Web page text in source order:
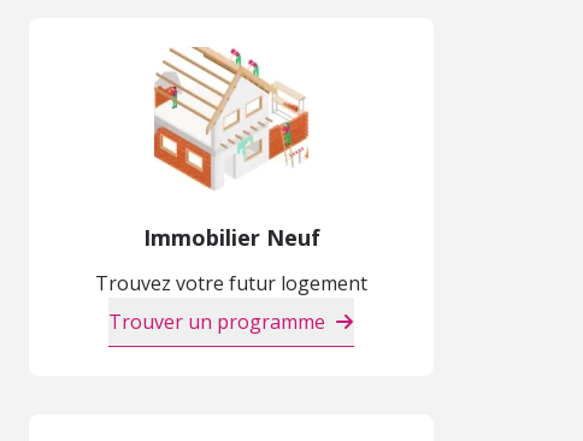
Immobilier Neuf
Trouvez votre futur logement
Trouver un programme